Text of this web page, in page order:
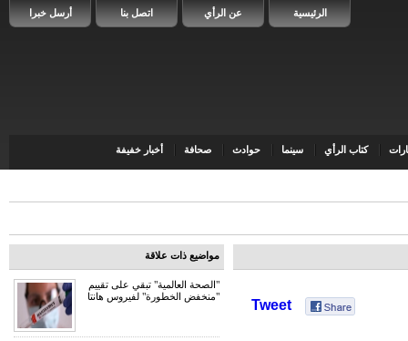
أرسل خبرا اتصل بنا عن الرأي الرئيسية
كتاب الرأي سينما حوادث صحافة أخبار خفيفة
Tweet
مواضيع ذات علاقة
"الصحة العالمية" تبقي على تقييم
"منخفض الخطورة" لفيروس هانتا